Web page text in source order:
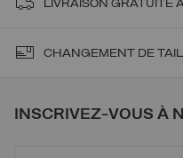
LIVRAISON GRATUITE
CHANGEMENT DE
INSCRIVEZ-VOUS À